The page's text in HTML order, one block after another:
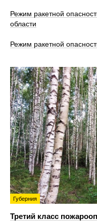
Режим ракетной
области
Режим ракетной
Губерния
Третий класс